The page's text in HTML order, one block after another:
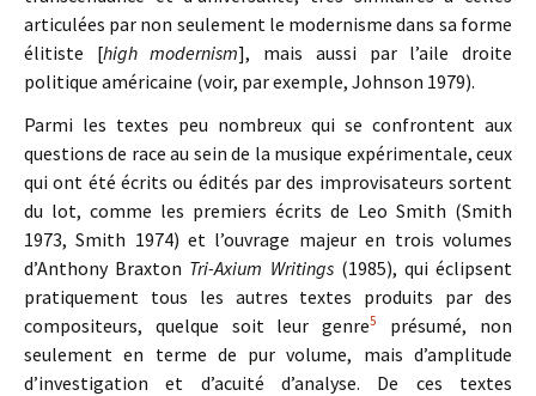
articulées par non seulement le modernisme dans sa forme
élitiste [high modernism], mais aussi par l’aile droite
politique américaine (voir, par exemple, Johnson 1979).
Parmi les textes peu nombreux qui se confrontent aux
questions de race au sein de la musique expérimentale, ceux
qui ont été écrits ou édités par des improvisateurs sortent
du lot, comme les premiers écrits de Leo Smith (Smith
1973, Smith 1974) et l’ouvrage majeur en trois volumes
d’Anthony Braxton Tri-Axium Writings (1985), qui éclipsent
pratiquement tous les autres textes produits par des
compositeurs, quelque soit leur genre5
présumé, non
seulement en terme de pur volume, mais d’amplitude
d’investigation et d’acuité d’analyse. De ces textes